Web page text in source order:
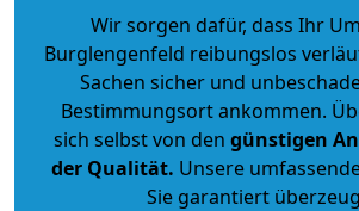
Wir sorgen dafür, dass Ihr
Burglengenfeld reibungslos
Sachen sicher und
Bestimmungsort ankommen.
sich selbst von den günstigen
der Qualität. Unsere
Sie garantiert